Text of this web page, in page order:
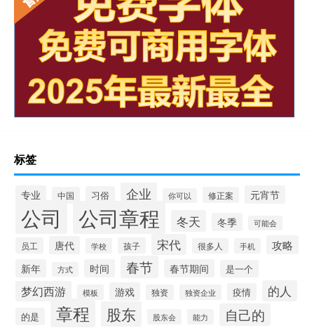
标签
专业 中国 习俗 企业 你可以 修正案 元宵节
公司 公司章程 冬天 冬季 可能会
员工 唐代 学校 孩子 宋代 很多人 手机 攻略
新年 方式 时间 春节 春节期间 是一个
梦幻西游 模板 游戏 独资 独资企业 疫情 的人
的是 章程 股东 股东会 能力 自己的